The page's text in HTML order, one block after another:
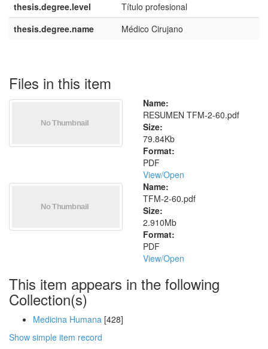
thesis.degree.level
Título profesional
thesis.degree.name
Médico Cirujano
Files in this item
Name:
RESUMEN TFM-2-60.pdf
Size:
79.84Kb
Format:
PDF
View/Open
Name:
TFM-2-60.pdf
Size:
2.910Mb
Format:
PDF
View/Open
This item appears in the following
Collection(s)
Medicina Humana [428]
Show simple item record